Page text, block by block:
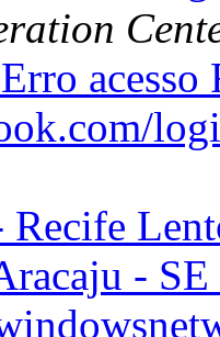
acesso
- SE